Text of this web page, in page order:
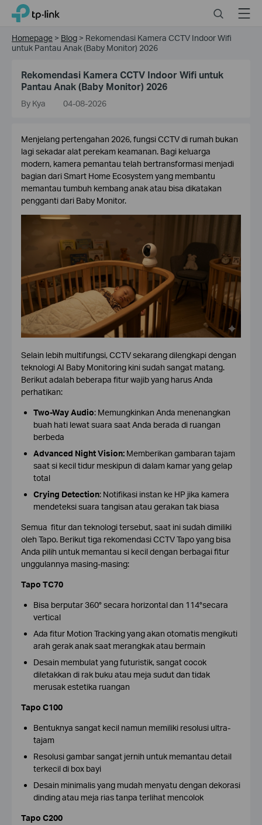
Click
the
TP-Link, Reliably Smart SearchMenu
Homepage > Blog > Rekomendasi Kamera CCTV Indoor Wifi
untuk Pantau Anak (Baby Monitor) 2026
Rekomendasi Kamera CCTV Indoor Wifi untuk
Pantau Anak (Baby Monitor) 2026
By Kya 04-08-2026
Menjelang pertengahan 2026, fungsi CCTV di rumah bukan
lagi sekadar alat perekam keamanan. Bagi keluarga
modern, kamera pemantau telah bertransformasi menjadi
bagian dari Smart Home Ecosystem yang membantu
memantau tumbuh kembang anak atau bisa dikatakan
pengganti dari Baby Monitor.
Selain lebih multifungsi, CCTV sekarang dilengkapi dengan
teknologi AI Baby Monitoring kini sudah sangat matang.
Berikut adalah beberapa fitur wajib yang harus Anda
perhatikan:
Two-Way Audio: Memungkinkan Anda menenangkan
buah hati lewat suara saat Anda berada di ruangan
berbeda
Advanced Night Vision:Memberikan gambaran tajam
saat si kecil tidur meskipun di dalam kamar yang gelap
total
Crying Detection: Notifikasi instan ke HP jika kamera
mendeteksi suara tangisan atau gerakan tak biasa
Semua fitur dan teknologi tersebut, saat ini sudah dimiliki
oleh Tapo. Berikut tiga rekomendasi CCTV Tapo yang bisa
Anda pilih untuk memantau si kecil dengan berbagai fitur
unggulannya masing-masing:
Tapo TC70
Bisa berputar 360° secara horizontal dan 114°secara
vertical
Ada fitur Motion Tracking yang akan otomatis mengikuti
arah gerak anak saat merangkak atau bermain
Desain membulat yang futuristik, sangat cocok
diletakkan di rak buku atau meja sudut dan tidak
merusak estetika ruangan
Tapo C100
Bentuknya sangat kecil namun memiliki resolusi ultra-
tajam
Resolusi gambar sangat jernih untuk memantau detail
terkecil di box bayi
Desain minimalis yang mudah menyatu dengan dekorasi
dinding atau meja rias tanpa terlihat mencolok
Tapo C200